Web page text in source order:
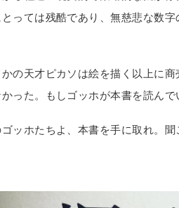
っては残酷であり、無慈悲な数
の天才ピカソは絵を描く以上に
った。もしゴッホが本書を読ん
ッホたちよ、本書を手に取れ。聞